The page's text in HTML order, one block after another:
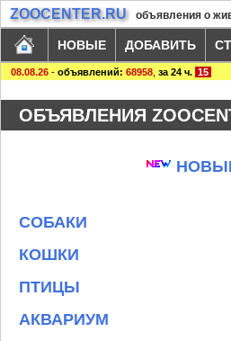
ZOOCENTER.RU объявления о
НОВЫЕ ДОБАВИТЬ
08.08.26 - объявлений: 68958 за 24 ч. 15
ОБЪЯВЛЕНИЯ
СОБАКИ
КОШКИ
ПТИЦЫ
АКВАРИУМ